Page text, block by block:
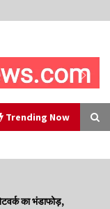
Trending Now
मेला” देव विदाई के साथ
का भंडाफोड़,